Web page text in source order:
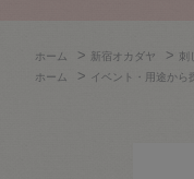
ホーム > 新宿オカダヤ > 刺
ホーム
> イベント・用途から